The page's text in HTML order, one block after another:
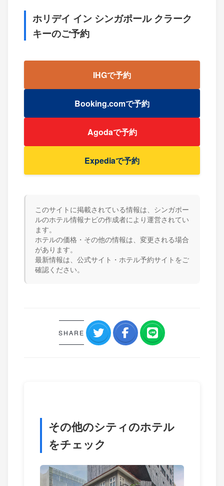
ホリデイ イン シンガポール クラーク
キーのご予約
IHGで予約
Booking.comで予約
Agodaで予約
Expediaで予約
このサイトに掲載されている情報は、シンガポー
ルのホテル情報ナビの作成者により運営されてい
ます。
ホテルの価格・その他の情報は、変更される場合
があります。
最新情報は、公式サイト・ホテル予約サイトをご
確認ください。
SHARE
その他のシティのホテル
をチェック